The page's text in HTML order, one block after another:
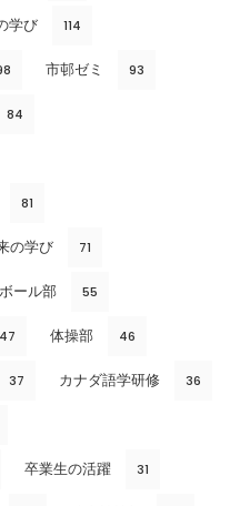
学び 114
市邨ゼミ 93
84
81
の学び 71
ール部 55
47 体操部 46
37 カナダ語学研修 36
卒業生の活躍 31